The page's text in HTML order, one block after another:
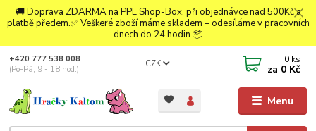
🚚 Doprava ZDARMA na PPL Shop-Box, při objednávce nad 500Kč a
platbě předem.✅ Veškeré zboží máme skladem – odesíláme v pracovních
dnech do 24 hodin.📦
Menu
CZK
+420 777 538 008
(Po-Pá, 9 - 18 hod.)
0 ks
za 0 Kč